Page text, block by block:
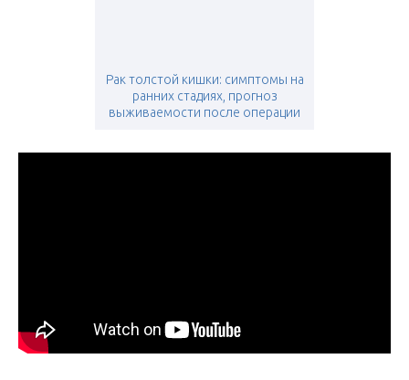
Рак толстой кишки: симптомы на
ранних стадиях, прогноз
выживаемости после операции